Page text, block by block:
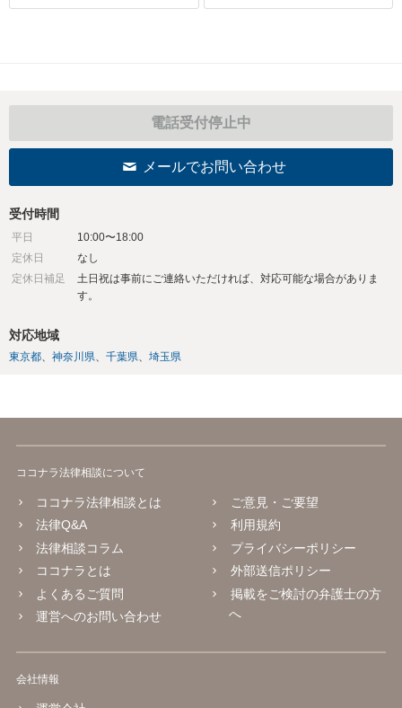
電話受付停止中
メールでお問い合わせ
受付時間
平日
10:00〜18:00
定休日
なし
定休日補足
土日祝は事前にご連絡いただければ、対応可能な場合がありま
す。
対応地域
東京都 神奈川県 千葉県 埼玉県
ココナラ法律相談について
ココナラ法律相談とは
法律Q&A
法律相談コラム
ココナラとは
よくあるご質問
運営へのお問い合わせ
ご意見・ご要望
利用規約
プライバシーポリシー
外部送信ポリシー
掲載をご検討の弁護士の方
へ
会社情報